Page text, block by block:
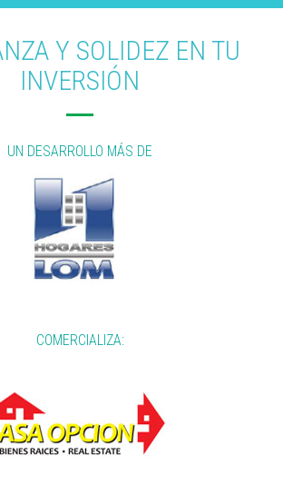
Y SOLIDEZ EN TU
INVERSIÓN
UN DESARROLLO MÁS DE
COMERCIALIZA: